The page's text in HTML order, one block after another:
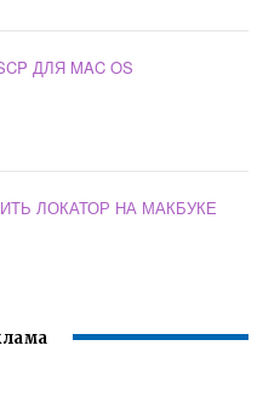
ДЛЯ MAC OS
ЛОКАТОР НА МАКБУКЕ